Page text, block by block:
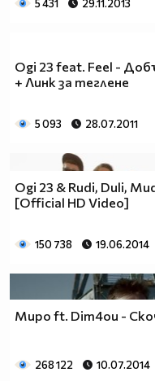
5 431 29.11.2013
Ogi 23 feat. Feel -
+ Линк за теглене
5 093 28.07.2011
Ogi 23 & Rudi, Duli,
[Official HD Video]
150 738 19.06.2014
Миро ft. Dim4ou -
268 122 10.07.2014